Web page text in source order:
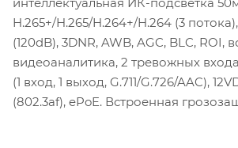
H.265+/H.265/H.264+/H.264 (3
(120dB), 3DNR, AWB, AGC, BLC, ROI,
видеоаналитика, 2 тревожных
(1 вход, 1 выход, G.711/G.726/AAC),
(802.3af), ePoE. Встроенная